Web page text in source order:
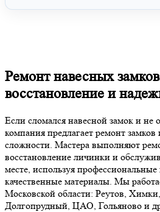
Ремонт навесных
восстановление и
Если сломался навесной замок и не
компания предлагает ремонт
сложности. Мастера выполняют
восстановление личинки и
месте, используя
качественные материалы. Мы
Московской области: Реутов,
Долгопрудный, ЦАО, Гольяново и